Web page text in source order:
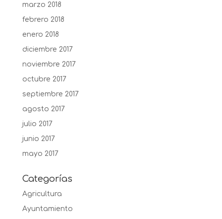
marzo 2018
febrero 2018
enero 2018
diciembre 2017
noviembre 2017
octubre 2017
septiembre 2017
agosto 2017
julio 2017
junio 2017
mayo 2017
Categorías
Agricultura
Ayuntamiento